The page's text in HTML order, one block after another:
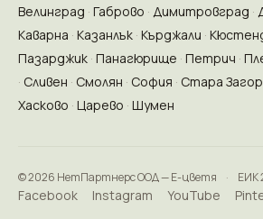
Велинград Габрово Димитровград
Каварна Казанлък Кърджали
Пазарджик Панагюрище Петрич
Сливен Смолян София Стара
Хасково Царево Шумен
© 2026 НетПартнерс ООД — Е-цветя · ЕИК
Facebook Instagram YouTube